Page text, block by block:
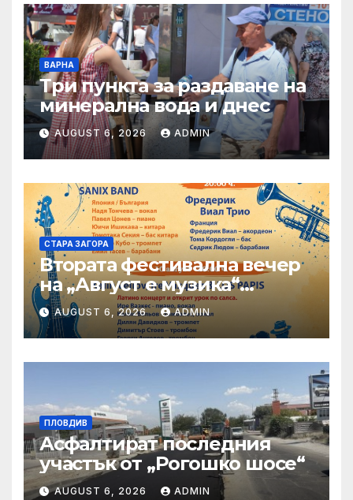
ВАРНА
Три пункта за раздаване на
минерална вода и днес
AUGUST 6, 2026 ADMIN
СТАРА ЗАГОРА
Втората фестивална вечер
на „Август е музика“
посреща Фредерик Виал
Трио
AUGUST 6, 2026 ADMIN
ПЛОВДИВ
Асфалтират последния
участък от „Рогошко шосе“
AUGUST 6, 2026 ADMIN